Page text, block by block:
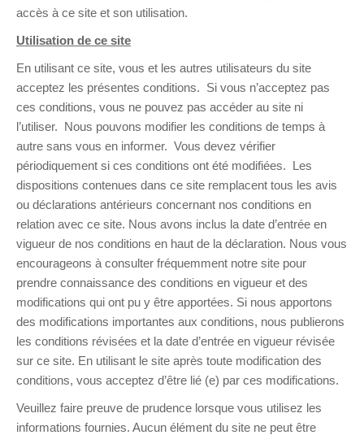
accès à ce site et son utilisation.
Utilisation de ce site
En utilisant ce site, vous et les autres utilisateurs du site
acceptez les présentes conditions. Si vous n’acceptez pas
ces conditions, vous ne pouvez pas accéder au site ni
l’utiliser. Nous pouvons modifier les conditions de temps à
autre sans vous en informer. Vous devez vérifier
périodiquement si ces conditions ont été modifiées. Les
dispositions contenues dans ce site remplacent tous les avis
ou déclarations antérieurs concernant nos conditions en
relation avec ce site. Nous avons inclus la date d’entrée en
vigueur de nos conditions en haut de la déclaration. Nous vous
encourageons à consulter fréquemment notre site pour
prendre connaissance des conditions en vigueur et des
modifications qui ont pu y être apportées. Si nous apportons
des modifications importantes aux conditions, nous publierons
les conditions révisées et la date d’entrée en vigueur révisée
sur ce site. En utilisant le site après toute modification des
conditions, vous acceptez d’être lié (e) par ces modifications.
Veuillez faire preuve de prudence lorsque vous utilisez les
informations fournies. Aucun élément du site ne peut être